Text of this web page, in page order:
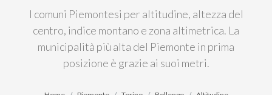
I comuni Piemontesi per altitudine, altezza del
centro, indice montano e zona altimetrica. La
municipalità più alta del Piemonte in prima
posizione è grazie ai suoi metri.